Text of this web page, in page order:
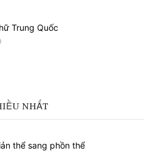
Trung Quốc
NHẤT
thể sang phồn thể